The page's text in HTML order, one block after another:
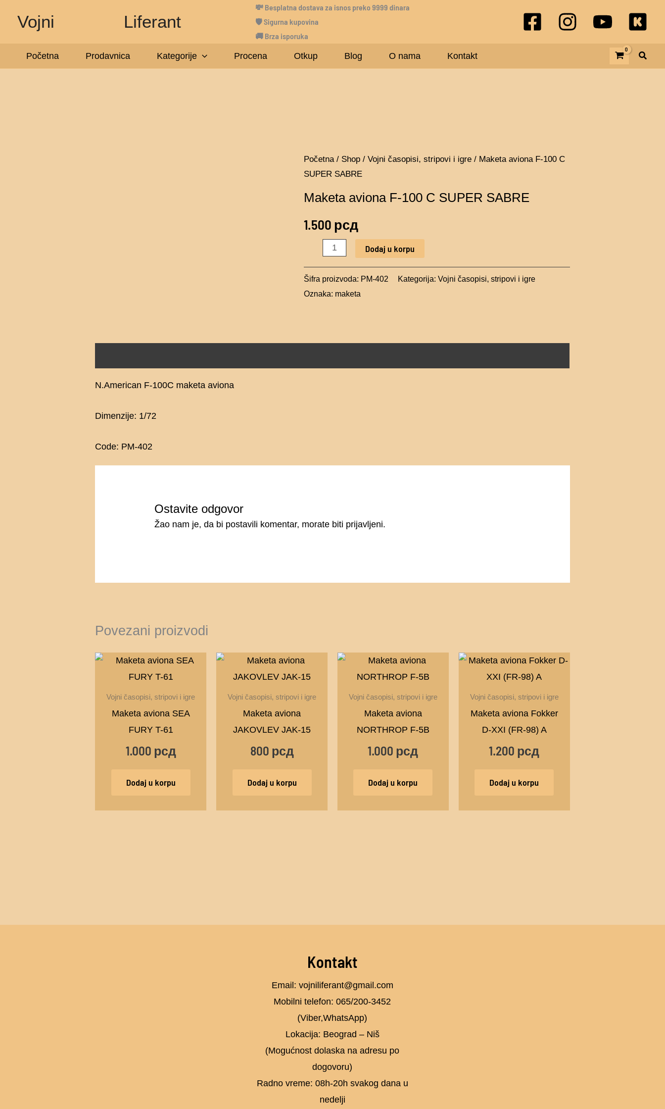
Vojni Liferant
💸 Besplatna dostava za isnos preko 9999 dinara
🛡 Sigurna kupovina
🚚 Brza isporuka
Početna Prodavnica Kategorije Procena Otkup Blog O nama Kontakt
Početna/ Shop /Vojni časopisi, stripovi i igre / Maketa aviona F-100 C
SUPER SABRE
Maketa aviona F-100 C SUPER SABRE
1.500 рсд
Maketa
aviona
F-
C
SUPER
SABRE
količina
Dodaj u korpu
Šifra proizvoda: PM-402 Kategorija:Vojni časopisi, stripovi i igre
Oznaka: maketa
N.American F-100C maketa aviona
Dimenzije: 1/72
Code: PM-402
Ostavite odgovor
Žao nam je, da bi postavili komentar, morate biti prijavljeni.
Povezani proizvodi
Vojni časopisi, stripovi i igre
Maketa aviona SEA
FURY T-61
1.000 рсд
Dodaj u korpu
Vojni časopisi, stripovi i igre
Maketa aviona
JAKOVLEV JAK-15
800 рсд
Dodaj u korpu
Vojni časopisi, stripovi i igre
Maketa aviona
NORTHROP F-5B
1.000 рсд
Dodaj u korpu
Vojni časopisi, stripovi i igre
Maketa aviona Fokker
D-XXI (FR-98) A
1.200 рсд
Dodaj u korpu
Kontakt
Email: vojniliferant@gmail.com
Mobilni telefon: 065/200-3452
(Viber,WhatsApp)
Lokacija: Beograd – Niš
(Mogućnost dolaska na adresu po
dogovoru)
Radno vreme: 08h-20h svakog dana u
nedelji